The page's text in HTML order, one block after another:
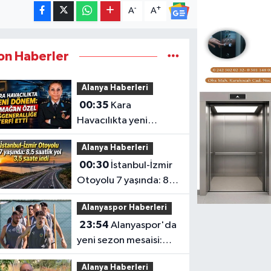
A- A+
Haberler
Alanya Haberleri
00:35
Havacılıkta yeni
dönem: Armağan
Özel Tuğgeneralliğe
terfi etti
Alanya Haberleri
00:30
Otoyolu 7 yaşında: 8,5
saatlik yol 3,5 saate
indi
Alanyaspor Haberleri
23:54 Alanyaspor'da
yeni sezon mesaisi:
Transferde son durum
Alanya Haberleri